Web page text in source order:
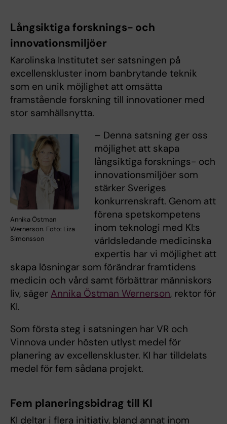
Långsiktiga forsknings- och
innovationsmiljöer
Karolinska Institutet ser satsningen på
excellenskluster inom banbrytande teknik
som en unik möjlighet att omsätta
framstående forskning till innovationer med
stor samhällsnytta.
Annika Östman
Wernerson. Foto: Liza
Simonsson
– Denna satsning ger oss
möjlighet att skapa
långsiktiga forsknings- och
innovationsmiljöer som
stärker Sveriges
konkurrenskraft. Genom att
förena spetskompetens
inom teknologi med KI:s
världsledande medicinska
expertis har vi möjlighet att
skapa lösningar som förändrar framtidens
medicin och vård samt förbättrar människors
liv, säger Annika Östman Wernerson, rektor för
KI.
Som första steg i satsningen har VR och
Vinnova under hösten utlyst medel för
planering av excellenskluster. KI har tilldelats
medel för fem sådana projekt.
Fem planeringsbidrag till KI
KI deltar i flera initiativ, bland annat inom